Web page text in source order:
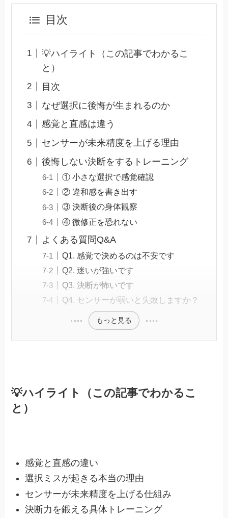
目次
💡ハイライト（この記事でわかるこ
と）
目次
なぜ選択に後悔が生まれるのか
感覚と直感は違う
センサーが未来精度を上げる理由
後悔しない決断をするトレーニング
① 小さな選択で感覚確認
② 違和感を書き出す
③ 決断後の身体観察
④ 微修正を恐れない
よくある質問Q&A
Q1. 感覚で決めるのは不安です
Q2. 迷いが強いです
Q3. 決断が怖いです
Q4. センサーが弱いと失敗しますか？
もっと見る
💡ハイライト（この記事でわかるこ
と）
感覚と直感の違い
選択ミスが起きる本当の理由
センサーが未来精度を上げる仕組み
決断力を鍛える具体トレーニング